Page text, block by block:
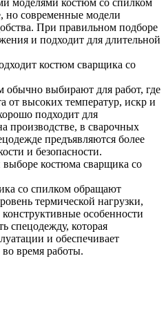
но современные модели
При правильном подборе
и подходит для длительной
костюм сварщика со
выбирают для работ, где
от высоких температур, искр и
подходит для
производстве, в сварочных
предъявляются более
и безопасности.
костюма сварщика со
со спилком обращают
термической нагрузки,
особенности
спецодежду, которая
и обеспечивает
время работы.